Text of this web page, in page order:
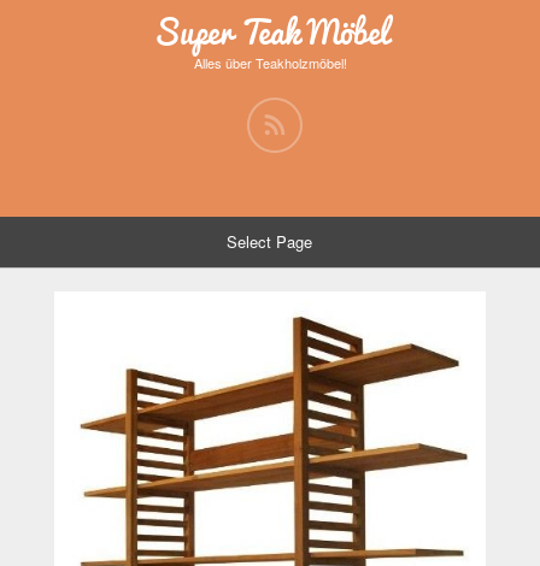
Super Teak Möbel
Alles über Teakholzmöbel!
Select Page